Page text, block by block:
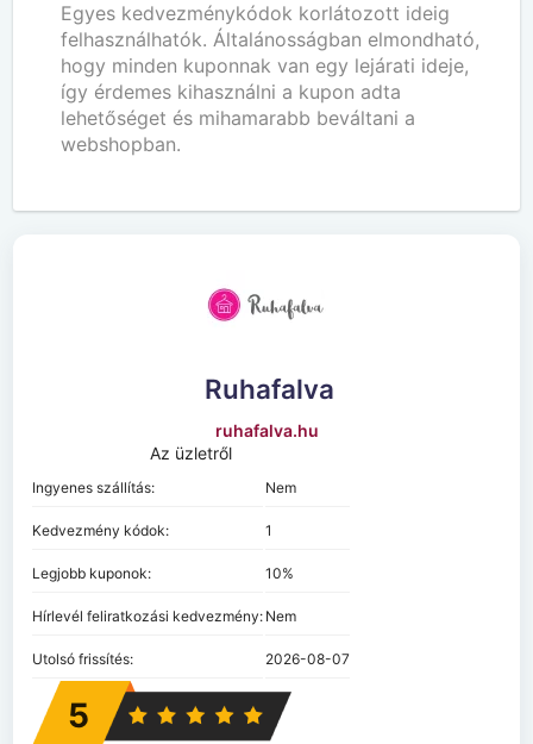
Egyes kedvezménykódok korlátozott ideig
felhasználhatók. Általánosságban elmondható,
hogy minden kuponnak van egy lejárati ideje,
így érdemes kihasználni a kupon adta
lehetőséget és mihamarabb beváltani a
webshopban.
Ruhafalva
ruhafalva.hu
Az üzletről
Ingyenes szállítás: Nem
Kedvezmény kódok: 1
Legjobb kuponok: 10%
Hírlevél feliratkozási kedvezmény: Nem
Utolsó frissítés: 2026-08-07
5